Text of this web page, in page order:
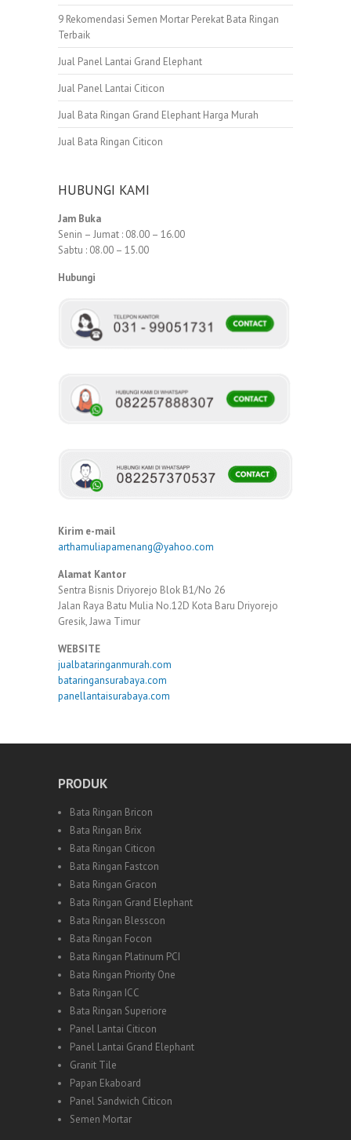
9 Rekomendasi Semen Mortar Perekat Bata Ringan
Terbaik
Jual Panel Lantai Grand Elephant
Jual Panel Lantai Citicon
Jual Bata Ringan Grand Elephant Harga Murah
Jual Bata Ringan Citicon
HUBUNGI KAMI
Jam Buka
Senin – Jumat : 08.00 – 16.00
Sabtu : 08.00 – 15.00
Hubungi
Kirim e-mail
arthamuliapamenang@yahoo.com
Alamat Kantor
Sentra Bisnis Driyorejo Blok B1/No 26
Jalan Raya Batu Mulia No.12D Kota Baru Driyorejo
Gresik, Jawa Timur
WEBSITE
jualbataringanmurah.com
bataringansurabaya.com
panellantaisurabaya.com
PRODUK
Bata Ringan Bricon
Bata Ringan Brix
Bata Ringan Citicon
Bata Ringan Fastcon
Bata Ringan Gracon
Bata Ringan Grand Elephant
Bata Ringan Blesscon
Bata Ringan Focon
Bata Ringan Platinum PCI
Bata Ringan Priority One
Bata Ringan ICC
Bata Ringan Superiore
Panel Lantai Citicon
Panel Lantai Grand Elephant
Granit Tile
Papan Ekaboard
Panel Sandwich Citicon
Semen Mortar